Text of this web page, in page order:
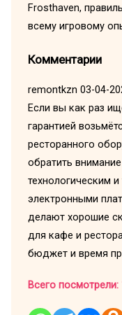
Frosthaven,
всему игровому
Комментарии
remontkzn 03-04-
Если вы как раз
гарантией
ресторанного
обратить
технологическим
электронными
делают хорошие
для кафе и
бюджет и время
Всего посмотрели: